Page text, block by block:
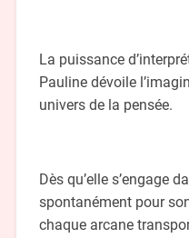
La puissance
Pauline dévoile
univers de la pensée.
Dès qu’elle s’engage
spontanément pour
chaque arcane